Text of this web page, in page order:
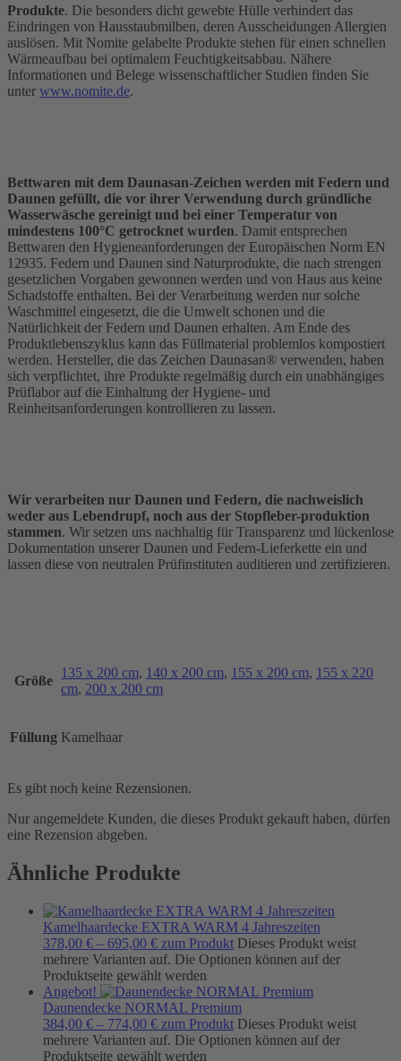
Produkte. Die besonders dicht gewebte Hülle verhindert das
Eindringen von Hausstaubmilben, deren Ausscheidungen Allergien
auslösen. Mit Nomite gelabelte Produkte stehen für einen schnellen
Wärmeaufbau bei optimalem Feuchtigkeitsabbau. Nähere
Informationen und Belege wissenschaftlicher Studien finden Sie
unter www.nomite.de.
Bettwaren mit dem Daunasan-Zeichen werden mit Federn und
Daunen gefüllt, die vor ihrer Verwendung durch gründliche
Wasserwäsche gereinigt und bei einer Temperatur von
mindestens 100°C getrocknet wurden. Damit entsprechen
Bettwaren den Hygieneanforderungen der Europäischen Norm EN
12935. Federn und Daunen sind Naturprodukte, die nach strengen
gesetzlichen Vorgaben gewonnen werden und von Haus aus keine
Schadstoffe enthalten. Bei der Verarbeitung werden nur solche
Waschmittel eingesetzt, die die Umwelt schonen und die
Natürlichkeit der Federn und Daunen erhalten. Am Ende des
Produktlebenszyklus kann das Füllmaterial problemlos kompostiert
werden. Hersteller, die das Zeichen Daunasan® verwenden, haben
sich verpflichtet, ihre Produkte regelmäßig durch ein unabhängiges
Prüflabor auf die Einhaltung der Hygiene- und
Reinheitsanforderungen kontrollieren zu lassen.
Wir verarbeiten nur Daunen und Federn, die nachweislich
weder aus Lebendrupf, noch aus der Stopfleber-produktion
stammen. Wir setzen uns nachhaltig für Transparenz und lückenlose
Dokumentation unserer Daunen und Federn-Lieferkette ein und
lassen diese von neutralen Prüfinstituten auditieren und zertifizieren.
Größe
135 x 200 cm, 140 x 200 cm, 155 x 200 cm, 155 x 220
cm, 200 x 200 cm
Füllung Kamelhaar
Es gibt noch keine Rezensionen.
Nur angemeldete Kunden, die dieses Produkt gekauft haben, dürfen
eine Rezension abgeben.
Ähnliche Produkte
Kamelhaardecke EXTRA WARM 4 Jahreszeiten
378,00 € – 695,00 € zum Produkt Dieses Produkt weist
mehrere Varianten auf. Die Optionen können auf der
Produktseite gewählt werden
Angebot!
Daunendecke NORMAL Premium
384,00 € – 774,00 € zum Produkt Dieses Produkt weist
mehrere Varianten auf. Die Optionen können auf der
Produktseite gewählt werden